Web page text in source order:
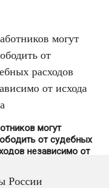
могут
от судебных
независимо от
России